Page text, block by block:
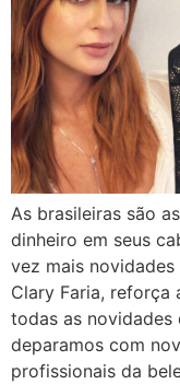
As brasileiras são
dinheiro em seus
vez mais
Clary Faria, reforça
todas as novidades
deparamos com
profissionais da